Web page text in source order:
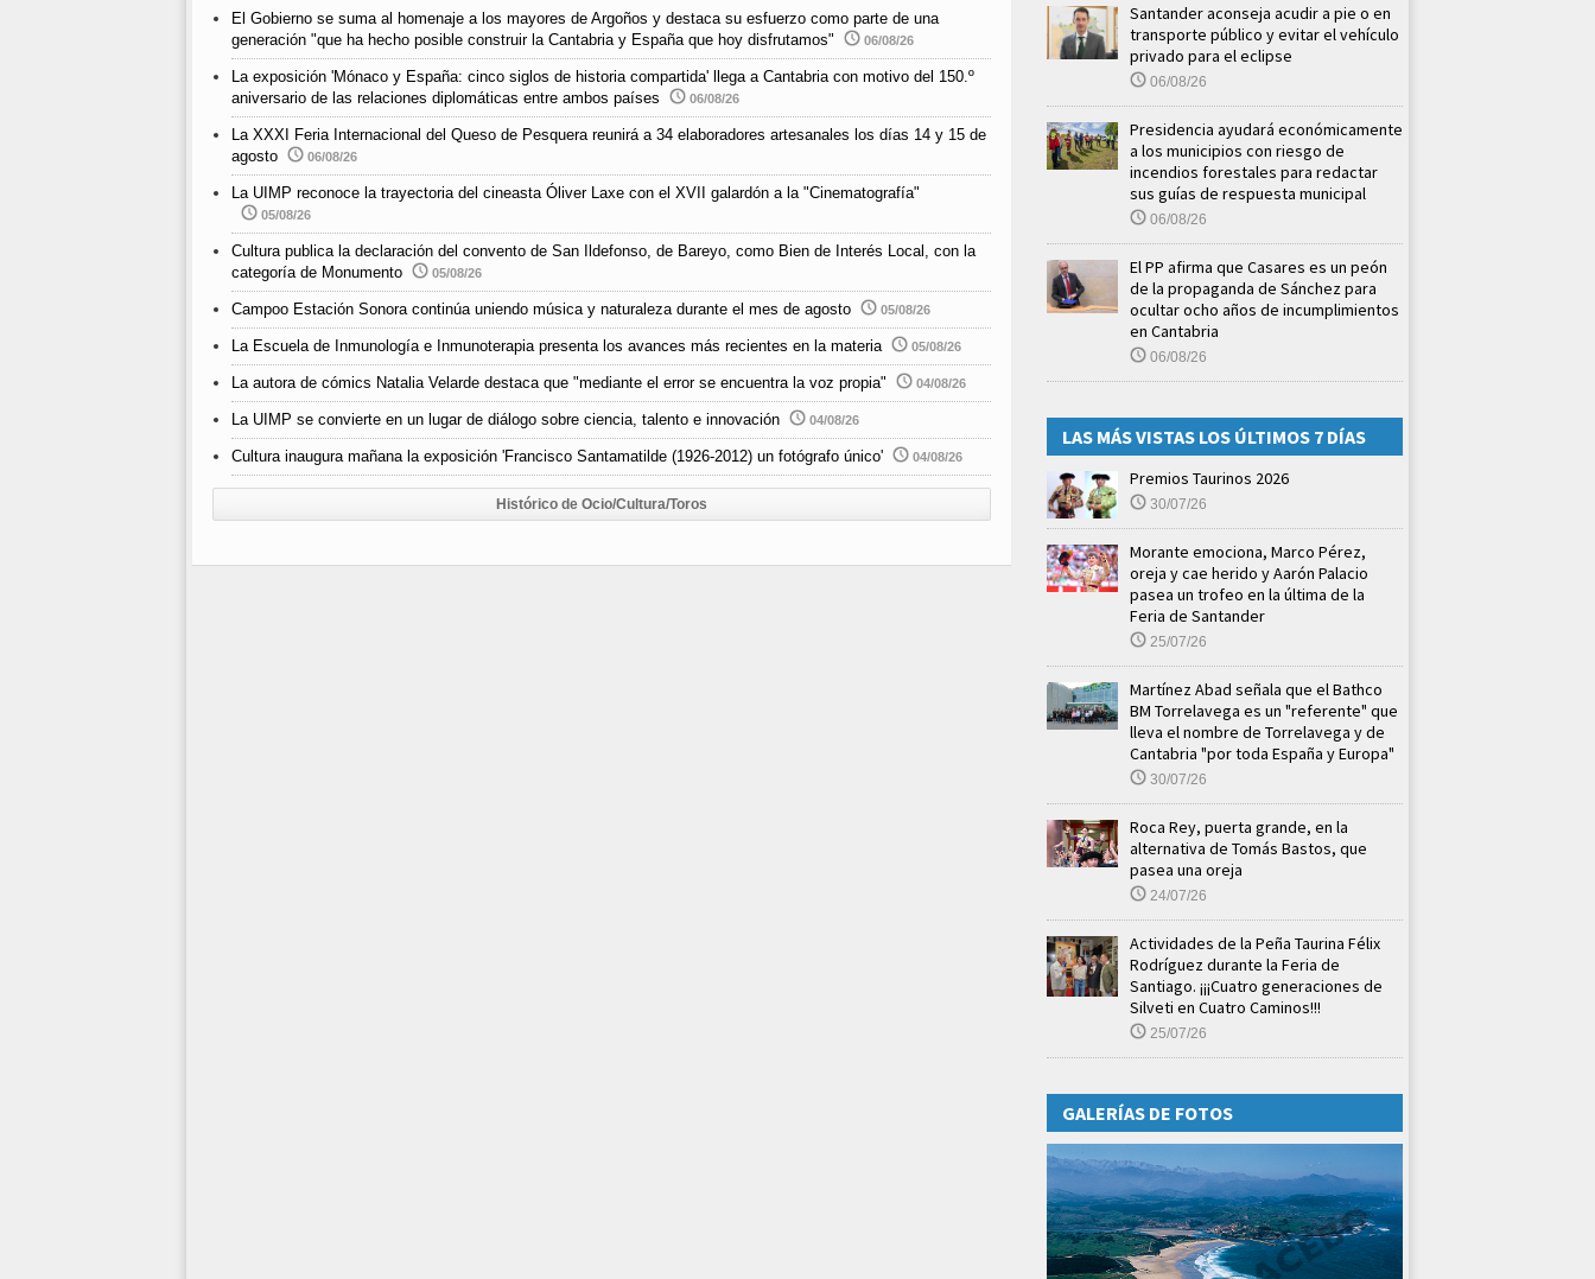
El Gobierno se suma al homenaje a los mayores de Argoños y destaca su esfuerzo como parte de una
generación "que ha hecho posible construir la Cantabria y España que hoy disfrutamos"
06/08/26
La exposición 'Mónaco y España: cinco siglos de historia compartida' llega a Cantabria con motivo del 150.º
aniversario de las relaciones diplomáticas entre ambos países
06/08/26
La XXXI Feria Internacional del Queso de Pesquera reunirá a 34 elaboradores artesanales los días 14 y 15 de
agosto
06/08/26
La UIMP reconoce la trayectoria del cineasta Óliver Laxe con el XVII galardón a la "Cinematografía"
05/08/26
Cultura publica la declaración del convento de San Ildefonso, de Bareyo, como Bien de Interés Local, con la
categoría de Monumento
05/08/26
Campoo Estación Sonora continúa uniendo música y naturaleza durante el mes de agosto 05/08/26
La Escuela de Inmunología e Inmunoterapia presenta los avances más recientes en la materia 05/08/26
La autora de cómics Natalia Velarde destaca que "mediante el error se encuentra la voz propia" 04/08/26
La UIMP se convierte en un lugar de diálogo sobre ciencia, talento e innovación 04/08/26
Cultura inaugura mañana la exposición 'Francisco Santamatilde (1926-2012) un fotógrafo único' 04/08/26
Histórico de Ocio/Cultura/Toros
Santander aconseja acudir a pie o en
transporte público y evitar el vehículo
privado para el eclipse
06/08/26
Presidencia ayudará económicamente
a los municipios con riesgo de
incendios forestales para redactar
sus guías de respuesta municipal
06/08/26
El PP afirma que Casares es un peón
de la propaganda de Sánchez para
ocultar ocho años de incumplimientos
en Cantabria
06/08/26
LAS MÁS VISTAS LOS ÚLTIMOS 7 DÍAS
Premios Taurinos 2026
30/07/26
Morante emociona, Marco Pérez,
oreja y cae herido y Aarón Palacio
pasea un trofeo en la última de la
Feria de Santander
25/07/26
Martínez Abad señala que el Bathco
BM Torrelavega es un "referente" que
lleva el nombre de Torrelavega y de
Cantabria "por toda España y Europa"
30/07/26
Roca Rey, puerta grande, en la
alternativa de Tomás Bastos, que
pasea una oreja
24/07/26
Actividades de la Peña Taurina Félix
Rodríguez durante la Feria de
Santiago. ¡¡¡Cuatro generaciones de
Silveti en Cuatro Caminos!!!
25/07/26
GALERÍAS DE FOTOS